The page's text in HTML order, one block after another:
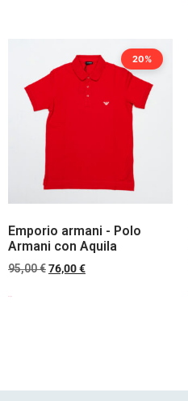
20%
Emporio armani - Polo
Armani con Aquila
95,00€76,00€